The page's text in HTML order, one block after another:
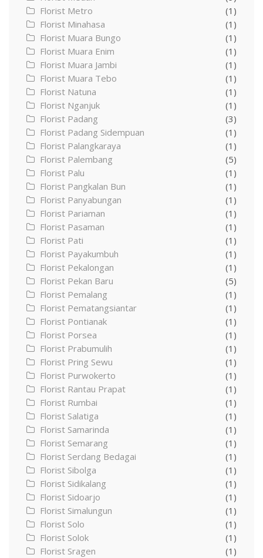
Florist Metro
(1)
Florist Minahasa
(1)
Florist Muara Bungo
(1)
Florist Muara Enim
(1)
Florist Muara Jambi
(1)
Florist Muara Tebo
(1)
Florist Natuna
(1)
Florist Nganjuk
(1)
Florist Padang
(3)
Florist Padang Sidempuan
(1)
Florist Palangkaraya
(1)
Florist Palembang
(5)
Florist Palu
(1)
Florist Pangkalan Bun
(1)
Florist Panyabungan
(1)
Florist Pariaman
(1)
Florist Pasaman
(1)
Florist Pati
(1)
Florist Payakumbuh
(1)
Florist Pekalongan
(1)
Florist Pekan Baru
(5)
Florist Pemalang
(1)
Florist Pematangsiantar
(1)
Florist Pontianak
(1)
Florist Porsea
(1)
Florist Prabumulih
(1)
Florist Pring Sewu
(1)
Florist Purwokerto
(1)
Florist Rantau Prapat
(1)
Florist Rumbai
(1)
Florist Salatiga
(1)
Florist Samarinda
(1)
Florist Semarang
(1)
Florist Serdang Bedagai
(1)
Florist Sibolga
(1)
Florist Sidikalang
(1)
Florist Sidoarjo
(1)
Florist Simalungun
(1)
Florist Solo
(1)
Florist Solok
(1)
Florist Sragen
(1)